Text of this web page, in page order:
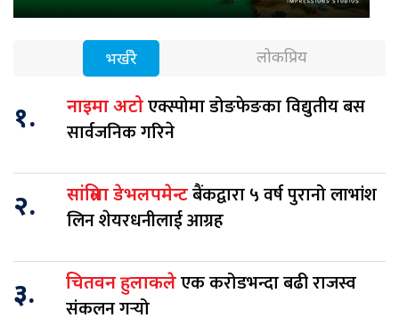
भर्खरै लोकप्रिय
१. नाइमा अटोएक्स्पोमा डोङफेङका विद्युतीय बस
सार्वजनिक गरिने
२. सांग्रिला डेभलपमेन्टबैंकद्वारा ५ वर्ष पुरानो लाभांश
लिन शेयरधनीलाई आग्रह
३. चितवन हुलाकलेएक करोडभन्दा बढी राजस्व
संकलन गर्‍यो